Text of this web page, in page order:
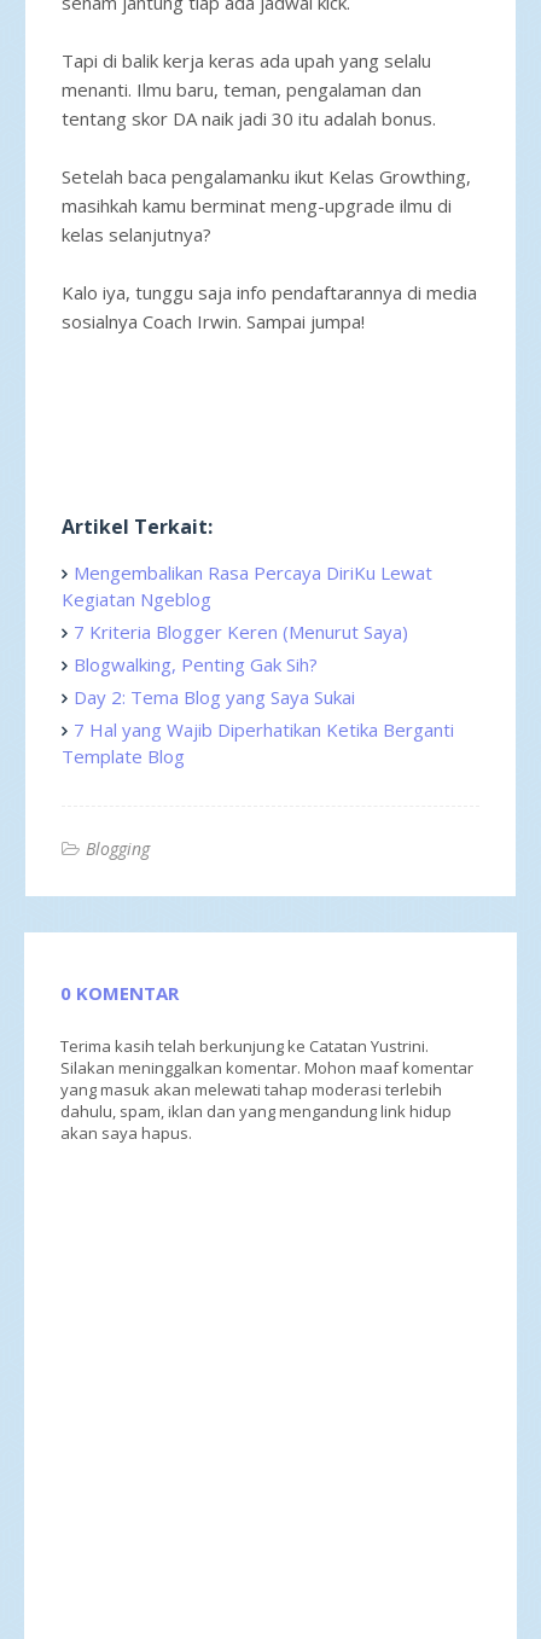
Tapi di balik kerja keras ada upah yang selalu
menanti. Ilmu baru, teman, pengalaman dan
tentang skor DA naik jadi 30 itu adalah bonus.
Setelah baca pengalamanku ikut Kelas Growthing,
masihkah kamu berminat meng-upgrade ilmu di
kelas selanjutnya?
Kalo iya, tunggu saja info pendaftarannya di media
sosialnya Coach Irwin. Sampai jumpa!
Artikel Terkait:
Mengembalikan Rasa Percaya DiriKu Lewat
Kegiatan Ngeblog
7 Kriteria Blogger Keren (Menurut Saya)
Blogwalking, Penting Gak Sih?
Day 2: Tema Blog yang Saya Sukai
7 Hal yang Wajib Diperhatikan Ketika Berganti
Template Blog
Blogging
0 KOMENTAR
Terima kasih telah berkunjung ke Catatan Yustrini.
Silakan meninggalkan komentar. Mohon maaf komentar
yang masuk akan melewati tahap moderasi terlebih
dahulu, spam, iklan dan yang mengandung link hidup
akan saya hapus.